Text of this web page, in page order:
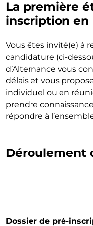
La première
inscription en
Vous êtes invité(e) à
candidature (ci-
d’Alternance vous
délais et vous
individuel ou en
prendre
répondre à
Déroulement
Dossier de pré-